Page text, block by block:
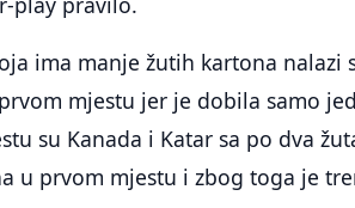
ima manje žutih kartona nalazi
mjestu jer je dobila samo
su Kanada i Katar sa po dva
u prvom mjestu i zbog toga je